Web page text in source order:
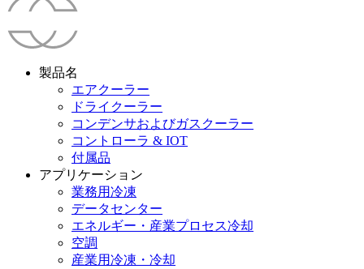
製品名
エアクーラー
ドライクーラー
コンデンサおよびガスクーラー
コントローラ & IOT
付属品
アプリケーション
業務用冷凍
データセンター
エネルギー・産業プロセス冷却
空調
産業用冷凍・冷却